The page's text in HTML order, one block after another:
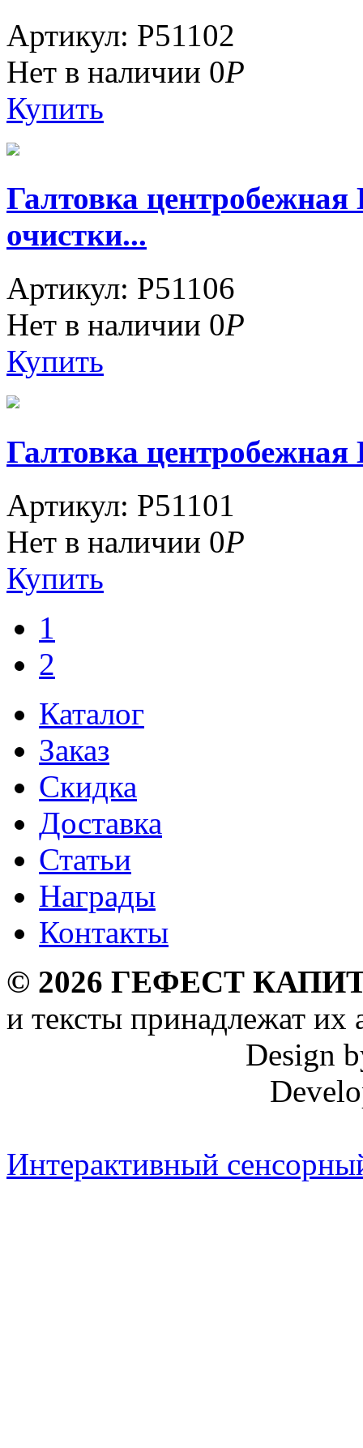
Артикул: P51102
Нет в наличии 0Р
Купить
Галтовка
очистки...
Артикул: P51106
Нет в наличии 0Р
Купить
Галтовка
Артикул: P51101
Нет в наличии 0Р
Купить
1
2
Каталог
Заказ
Скидка
Доставка
Статьи
Награды
Контакты
© 2026 ГЕФЕСТ
и тексты принадлежат их
Design
Интерактивный